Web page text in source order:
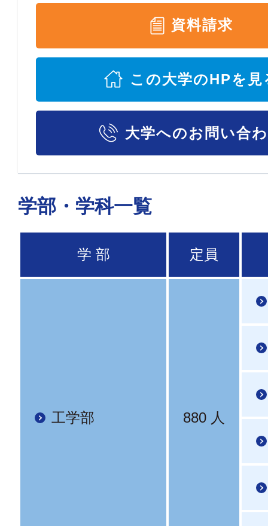
資料請求
この大学のHPを見
大学へのお問い合
学部・学科一覧
学 部 定員
工学部 880 人